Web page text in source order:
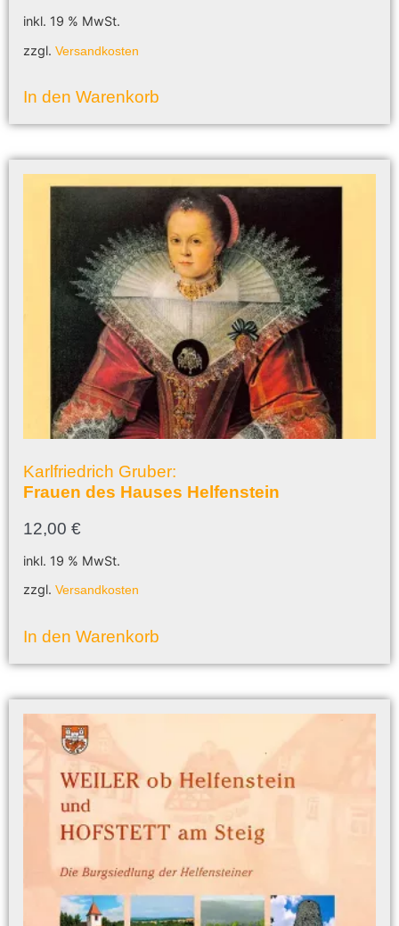
inkl. 19 % MwSt.
zzgl. Versandkosten
In den Warenkorb
Karlfriedrich Gruber:
Frauen des Hauses Helfenstein
12,00 €
inkl. 19 % MwSt.
zzgl. Versandkosten
In den Warenkorb